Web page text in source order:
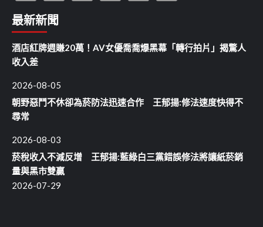
最新新聞
酒店紅牌週賺20萬！AV女優喬喬爆黑幕「轉行拍片」揭驚人
收入差
2026-08-05
朝野惡鬥不休卻為菸防法迅速合作 王郁揚:修法速度快得不
尋常
2026-08-03
菸稅收入不減反增 王郁揚:藍綠白三黨錯誤修法將讓紙菸銷
量與黑市雙贏
2026-07-29